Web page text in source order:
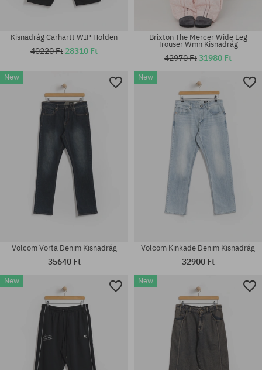
Elérhető méretek:
Elérhető méretek:
Elérhető méretek:
Kisnadrág Carhartt WIP Holden
40220 Ft 28310 Ft
Elérhető méretek:
Brixton The Mercer Wide Leg
Trouser Wmn Kisnadrág
42970 Ft31980 Ft
New
Volcom Vorta Denim Kisnadrág
35640 Ft
New
Volcom Kinkade Denim Kisnadrág
32900 Ft
New New